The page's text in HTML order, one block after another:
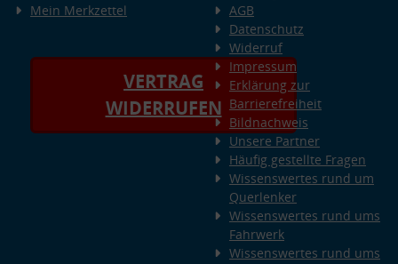
Mein Merkzettel
VERTRAG
WIDERRUFEN
AGB
Datenschutz
Widerruf
Impressum
Erklärung zur
Barrierefreiheit
Bildnachweis
Unsere Partner
Häufig gestellte Fragen
Wissenswertes rund um
Querlenker
Wissenswertes rund ums
Fahrwerk
Wissenswertes rund ums